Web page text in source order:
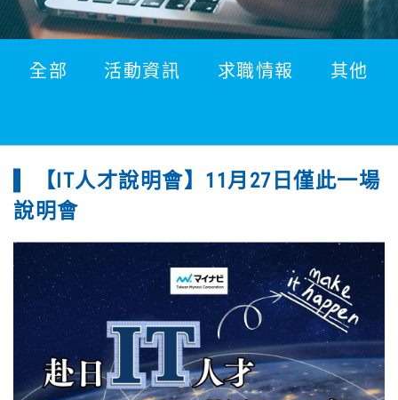
全部 活動資訊 求職情報 其他
【IT人才說明會】11月27日僅此一場
說明會